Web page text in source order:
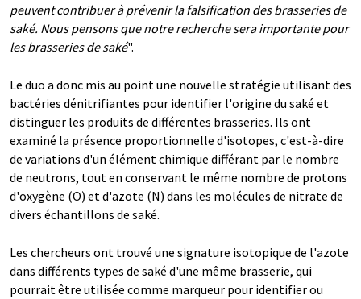
peuvent contribuer à prévenir la falsification des brasseries de
saké. Nous pensons que notre recherche sera importante pour
les brasseries de saké".
Le duo a donc mis au point une nouvelle stratégie utilisant des
bactéries dénitrifiantes pour identifier l'origine du saké et
distinguer les produits de différentes brasseries. Ils ont
examiné la présence proportionnelle d'isotopes, c'est-à-dire
de variations d'un élément chimique différant par le nombre
de neutrons, tout en conservant le même nombre de protons
d'oxygène (O) et d'azote (N) dans les molécules de nitrate de
divers échantillons de saké.
Les chercheurs ont trouvé une signature isotopique de l'azote
dans différents types de saké d'une même brasserie, qui
pourrait être utilisée comme marqueur pour identifier ou